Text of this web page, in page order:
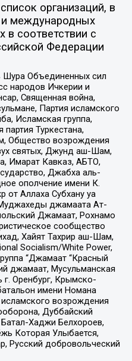
организаций, в
международных
в соответствии с
Федерации
Объединенных сил
народов Ичкерии и
Священная война,
Партия исламского
Исламская группа,
Туркестана,
Общество возрождения
святых, Джунд аш-Шам,
Имарат Кавказ, АБТО,
Джабха аль-
ополчение имени К.
Аллаха Субхану уа
джамаата Ат-
Джамаат, Рохнамо
сообщество
Хайят Тахрир аш-Шам,
Socialism/White Power,
“Джамаат “Красный
джамаат, Мусульманская
г. Оренбург, Крымско-
имени Номана
возрождения
Дуббайский
Хаджи Белхороев,
Которая Улыбается,
Русский добровольческий